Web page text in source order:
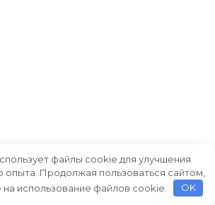
файлы cookie для улучшения
опыта. Продолжая пользоваться сайтом,
на использование файлов cookie.
OK